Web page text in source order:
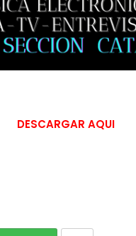
DESCARGAR AQUI